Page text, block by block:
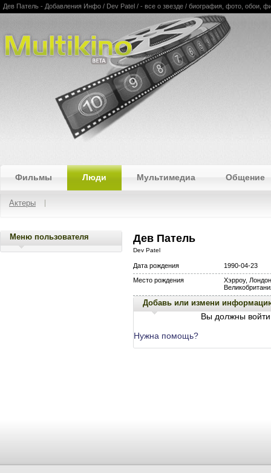
Multikino
Дев Патель - Добавления Инфо / Dev Patel / - все о звезде / биография, фото, обои,
Фильмы Люди Мультимедиа Общение
Актеры
Меню пользователя Дев Патель
Dev Patel
Дата рождения
1990-04-23
Место рождения
Хэрроу,
Добавь или измени
Вы должны
Нужна помощь?